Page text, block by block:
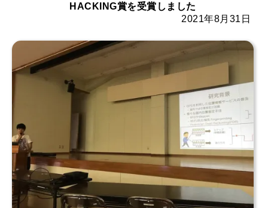
HACKING賞を受賞しました
2021年8月31日